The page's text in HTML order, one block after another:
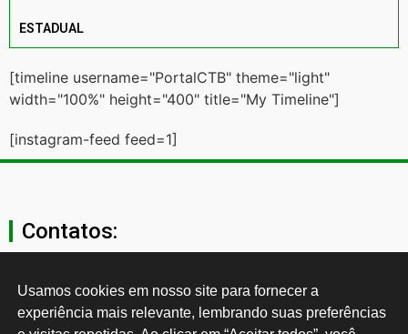
ESTADUAL
[timeline username="PortalCTB" theme="light"
width="100%" height="400" title="My Timeline"]
[instagram-feed feed=1]
Contatos:
secgeral@ctb.org.br
11 3874-0040
Usamos cookies em nosso site para fornecer a
experiência mais relevante, lembrando suas preferências